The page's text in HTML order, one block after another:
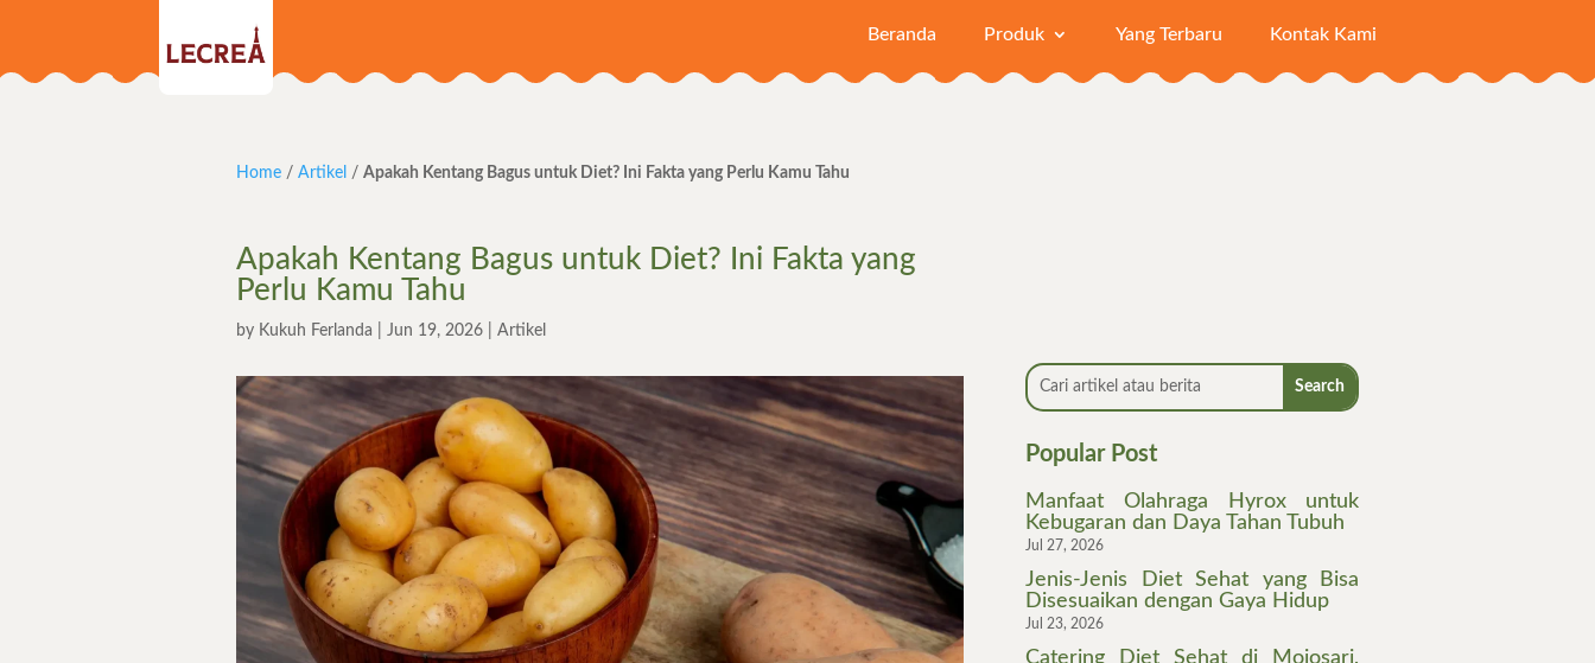
Beranda Produk Yang Terbaru Kontak Kami
Home/ Artikel / Apakah Kentang Bagus untuk Diet? Ini Fakta yang Perlu Kamu Tahu
Apakah Kentang Bagus untuk Diet? Ini Fakta yang
Perlu Kamu Tahu
by Kukuh Ferlanda Jun 19, 2026| Artikel
Popular Post
Manfaat Olahraga Hyrox untuk
Kebugaran dan Daya Tahan Tubuh
Jul 27, 2026
Jenis-Jenis Diet Sehat yang Bisa
Disesuaikan dengan Gaya Hidup
Jul 23, 2026
Catering Diet Sehat di Mojosari,